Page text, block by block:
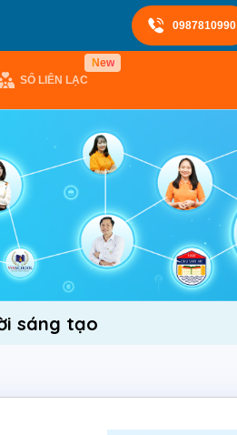
0987810990
SỔ LIÊN LẠC
New
sáng tạo